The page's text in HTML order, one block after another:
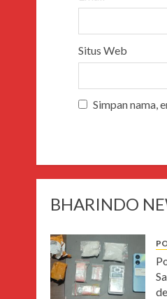
Situs Web
Simpan nama,
BHARINDO